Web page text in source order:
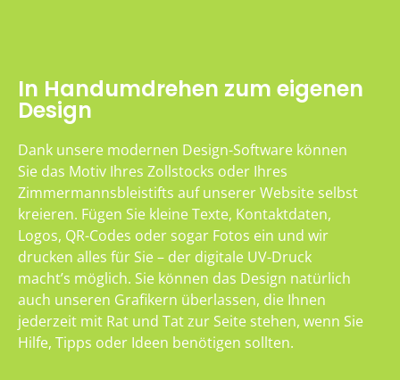
In Handumdrehen zum eigenen
Design
Dank unsere modernen Design-Software können
Sie das Motiv Ihres Zollstocks oder Ihres
Zimmermannsbleistifts auf unserer Website selbst
kreieren. Fügen Sie kleine Texte, Kontaktdaten,
Logos, QR-Codes oder sogar Fotos ein und wir
drucken alles für Sie – der digitale UV-Druck
macht’s möglich. Sie können das Design natürlich
auch unseren Grafikern überlassen, die Ihnen
jederzeit mit Rat und Tat zur Seite stehen, wenn Sie
Hilfe, Tipps oder Ideen benötigen sollten.